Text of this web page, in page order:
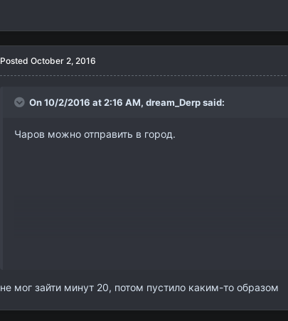
Posted October 2, 2016
On 10/2/2016 at 2:16 AM, dream_Derpsaid:
Чаров можно отправить в город.
Странно что у вас так часто , я например не разу за
Попробуйте скачать чистый клиент если вы этого еще
не мог зайти минут 20, потом пустило каким-то образом